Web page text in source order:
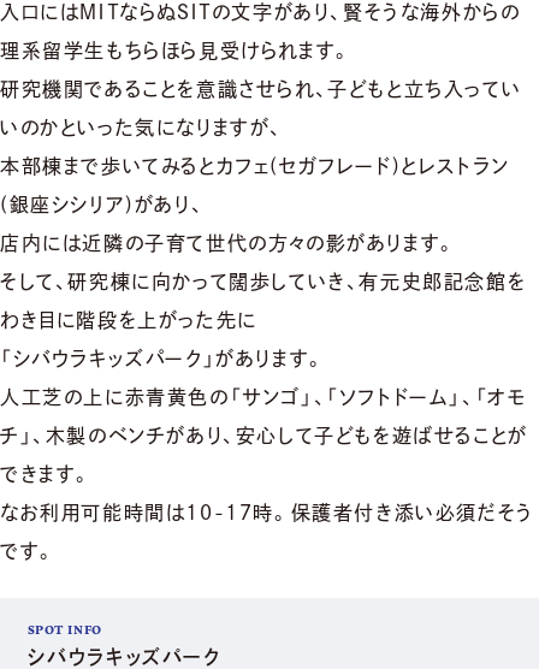
入口にはＭＩＴならぬＳＩＴの文字があり、賢そうな海外からの
理系留学生もちらほら見受けられます。
研究機関であることを意識させられ、子どもと立ち入ってい
いのかといった気になりますが、
本部棟まで歩いてみるとカフェ(セガフレード)とレストラン
(銀座シシリア)があり、
店内には近隣の子育て世代の方々の影があります。
そして、研究棟に向かって闊歩していき、有元史郎記念館を
わき目に階段を上がった先に
「シバウラキッズパーク」があります。
人工芝の上に赤青黄色の「サンゴ」、「ソフトドーム」、「オモ
チ」、木製のベンチがあり、安心して子どもを遊ばせることが
できます。
なお利用可能時間は10-17時。保護者付き添い必須だそう
です。
SPOT INFO
シバウラキッズパーク